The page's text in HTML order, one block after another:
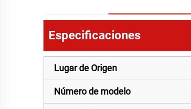
Especificaciones
Lugar de Origen
Número de modelo